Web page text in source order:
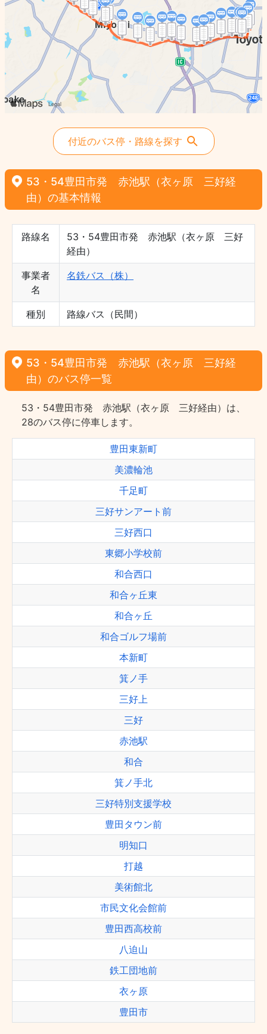
付近のバス停・路線を探す
53・54豊田市発 赤池駅（衣ヶ原 三好経
由）の基本情報
路線名
53・54豊田市発 赤池駅（衣ヶ原 三好
経由）
事業者
名
名鉄バス（株）
種別 路線バス（民間）
53・54豊田市発 赤池駅（衣ヶ原 三好経
由）のバス停一覧
53・54豊田市発 赤池駅（衣ヶ原 三好経由）は、
28のバス停に停車します。
豊田東新町
美濃輪池
千足町
三好サンアート前
三好西口
東郷小学校前
和合西口
和合ヶ丘東
和合ヶ丘
和合ゴルフ場前
本新町
箕ノ手
三好上
三好
赤池駅
和合
箕ノ手北
三好特別支援学校
豊田タウン前
明知口
打越
美術館北
市民文化会館前
豊田西高校前
八迫山
鉄工団地前
衣ヶ原
豊田市